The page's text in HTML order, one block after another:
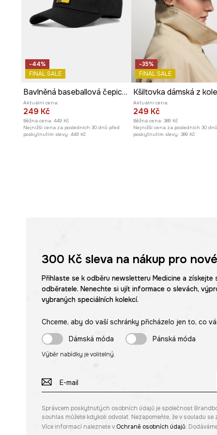
-44%
FINAL SALE
Bavlněná baseballová čepice dámská z Kočičí kolekce
Aktuální cena:
249 Kč
Běžná cena: 449 Kč
Nejnižší cena za posledních 30 dnů před
poskytnutím slevy: 449 Kč
-35%
FINAL SALE
Aktuální cena:
249 Kč
Běžná cena: 389 Kč
Nejnižší cena za posledních 30
poskytnutím slevy: 389 Kč
300 Kčsleva na nákup pro
Přihlaste se k odběru newsletteru Medicine a získejte
odběratele. Nenechte si ujít informace o slevách,
vybraných speciálních kolekcí.
Chceme, aby do vaší schránky přicházelo jen to, co
Dámská móda
Pánská móda
Výběr nabídky je volitelný.
Správcem poskytnutých osobních údajů je společnost
souhlas můžete kdykoli odvolat. Nezapomeňte, že v souladu
Více informací naleznete v Ochraně osobních údajů.